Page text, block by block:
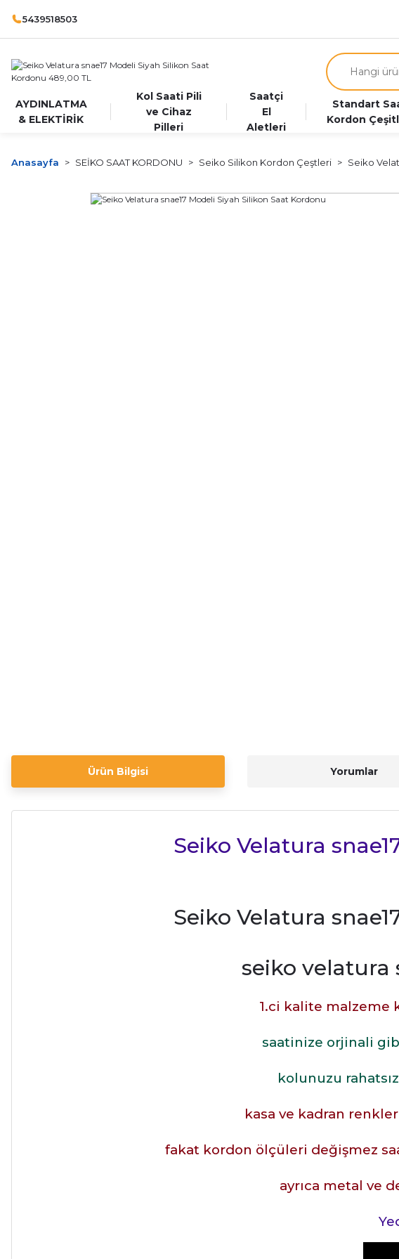
5439518503
AYDINLATMA
& ELEKTİRİK
Kol Saati Pili
ve Cihaz
Pilleri
Saatçi
El
Aletleri
Standart
Kordon
Anasayfa SEİKO SAAT KORDONU Seiko Silikon Kordon Çeştleri Seiko
Ürün Bilgisi Yorumlar
Seiko Velatura
Seiko Velatura
seiko velatura
1.ci kalite malzeme
saatinize orjinali
kolunuzu
kasa ve kadran
fakat kordon ölçüleri değişmez
ayrıca metal ve